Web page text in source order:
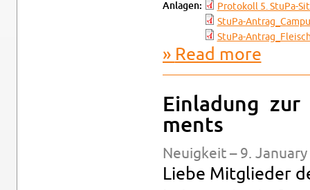
An­la­gen:
Pro­tokoll 5. StuPa-​
StuPa-
StuPa-
Read more
Ein­ladung
ments
Neuigkeit – 9.
Liebe Mit­glieder